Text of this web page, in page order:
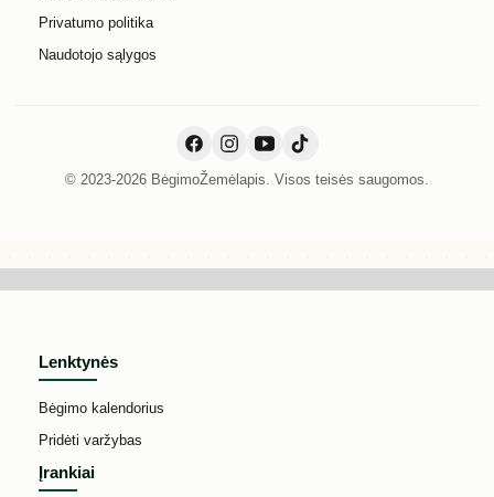
Privatumo politika
Naudotojo sąlygos
© 2023-2026 BėgimoŽemėlapis. Visos teisės saugomos.
Lenktynės
Bėgimo kalendorius
Pridėti varžybas
Įrankiai